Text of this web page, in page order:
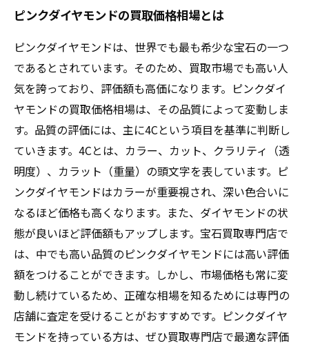
ピンクダイヤモンドの買取価格相場とは
ピンクダイヤモンドは、世界でも最も希少な宝石の一つ
であるとされています。そのため、買取市場でも高い人
気を誇っており、評価額も高価になります。ピンクダイ
ヤモンドの買取価格相場は、その品質によって変動しま
す。品質の評価には、主に4Cという項目を基準に判断し
ていきます。4Cとは、カラー、カット、クラリティ（透
明度）、カラット（重量）の頭文字を表しています。ピ
ンクダイヤモンドはカラーが重要視され、深い色合いに
なるほど価格も高くなります。また、ダイヤモンドの状
態が良いほど評価額もアップします。宝石買取専門店で
は、中でも高い品質のピンクダイヤモンドには高い評価
額をつけることができます。しかし、市場価格も常に変
動し続けているため、正確な相場を知るためには専門の
店舗に査定を受けることがおすすめです。ピンクダイヤ
モンドを持っている方は、ぜひ買取専門店で最適な評価